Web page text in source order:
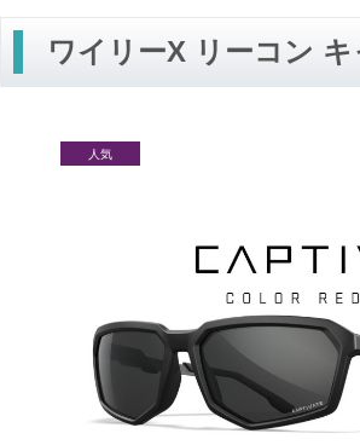
ワイリーX リーコン